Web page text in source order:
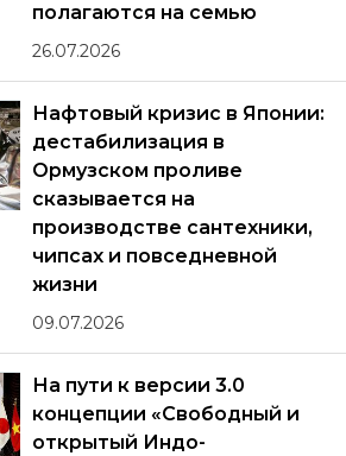
полагаются на семью
26.07.2026
Нафтовый кризис в Японии:
дестабилизация в
Ормузском проливе
сказывается на
производстве сантехники,
чипсах и повседневной
жизни
09.07.2026
На пути к версии 3.0
концепции «Свободный и
открытый Индо-